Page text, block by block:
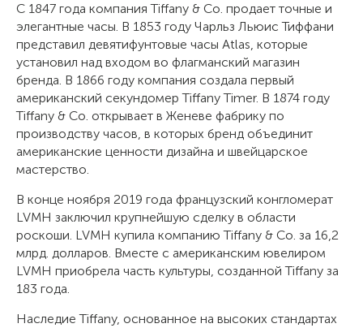
С 1847 года компания Tiffany & Co. продает точные и
элегантные часы. В 1853 году Чарльз Льюис Тиффани
представил девятифунтовые часы Atlas, которые
установил над входом во флагманский магазин
бренда. В 1866 году компания создала первый
американский секундомер Tiffany Timer. В 1874 году
Tiffany & Co. открывает в Женеве фабрику по
производству часов, в которых бренд объединит
американские ценности дизайна и швейцарское
мастерство.
В конце ноября 2019 года французский конгломерат
LVMH заключил крупнейшую сделку в области
роскоши. LVMH купила компанию Tiffany & Co. за 16,2
млрд. долларов. Вместе с американским ювелиром
LVMH приобрела часть культуры, созданной Tiffany за
183 года.
Наследие Tiffany, основанное на высоких стандартах